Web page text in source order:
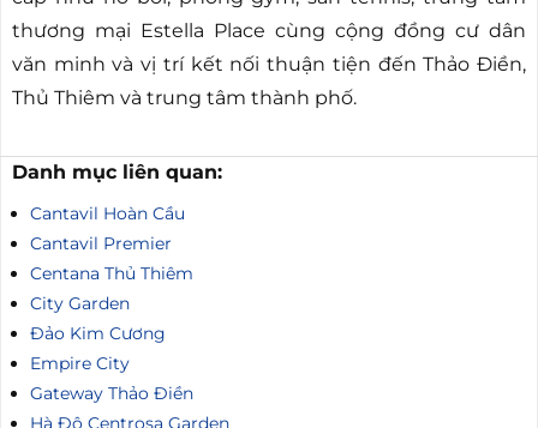
thương mại Estella Place cùng cộng đồng cư dân
văn minh và vị trí kết nối thuận tiện đến Thảo Điền,
Thủ Thiêm và trung tâm thành phố.
Danh mục liên quan:
Cantavil Hoàn Cầu
Cantavil Premier
Centana Thủ Thiêm
City Garden
Đảo Kim Cương
Empire City
Gateway Thảo Điền
Hà Đô Centrosa Garden